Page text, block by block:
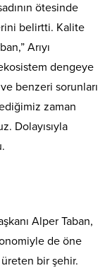
ötesinde
belirtti. Kalite
Arıyı
dengeye
benzeri sorunları
zaman
Dolayısıyla
Alper Taban,
de öne
üreten bir şehir.